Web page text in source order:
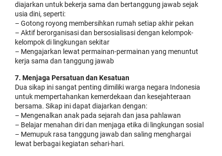
diajarkan untuk bekerja sama dan bertanggung jawab sejak
usia dini, seperti:
– Gotong royong membersihkan rumah setiap akhir pekan
– Aktif berorganisasi dan bersosialisasi dengan kelompok-
kelompok di lingkungan sekitar
– Mengajarkan lewat permainan-permainan yang menuntut
kerja sama dan tanggung jawab
7. Menjaga Persatuan dan Kesatuan
Dua sikap ini sangat penting dimiliki warga negara Indonesia
untuk mempertahankan kemerdekaan dan kesejahteraan
bersama. Sikap ini dapat diajarkan dengan:
– Mengenalkan anak pada sejarah dan jasa pahlawan
– Belajar menahan diri dan menjaga etika di lingkungan sosial
– Memupuk rasa tanggung jawab dan saling menghargai
lewat berbagai kegiatan sehari-hari.